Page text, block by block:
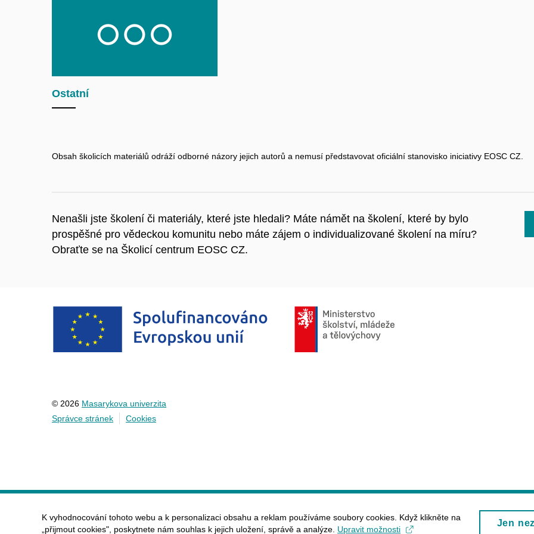
Ostatní
Obsah školicích materiálů odráží odborné názory jejich autorů a nemusí představovat oficiální stanovisko iniciativy EOSC CZ.
Nenašli jste školení či materiály, které jste hledali? Máte námět na školení, které by bylo
prospěšné pro vědeckou komunitu nebo máte zájem o individualizované školení na míru?
Obraťte se na Školicí centrum EOSC CZ.
© 2026 Masarykova univerzita
Správce stránek
Cookies
K vyhodnocování tohoto webu a k personalizaci obsahu a reklam používáme soubory cookies. Když klikněte na
„přijmout cookies", poskytnete nám souhlas k jejich uložení, správě a analýze. Upravit možnosti
Jen